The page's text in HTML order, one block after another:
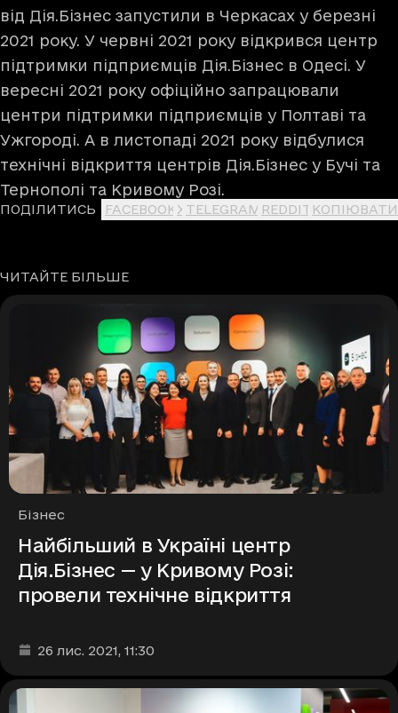
від Дія.Бізнес запустили в Черкасах у березні
2021 року. У червні 2021 року відкрився центр
підтримки підприємців Дія.Бізнес в Одесі. У
вересні 2021 року офіційно запрацювали
центри підтримки підприємців у Полтаві та
Ужгороді. А в листопаді 2021 року відбулися
технічні відкриття центрів Дія.Бізнес у Бучі та
Тернополі та Кривому Розі.
ПОДІЛИТИСЬ FACEBOOK X TELEGRAM REDDIT КОПІЮВАТИ
ЧИТАЙТЕ БІЛЬШЕ
Рубрики
Бізнес
Найбільший в Україні центр
Дія.Бізнес — у Кривому Розі:
провели технічне відкриття
Дата та час публікації
26 лис. 2021, 11:30